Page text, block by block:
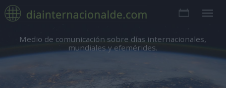
Medio de comunicación sobre días internacionales,
mundiales y efemérides.